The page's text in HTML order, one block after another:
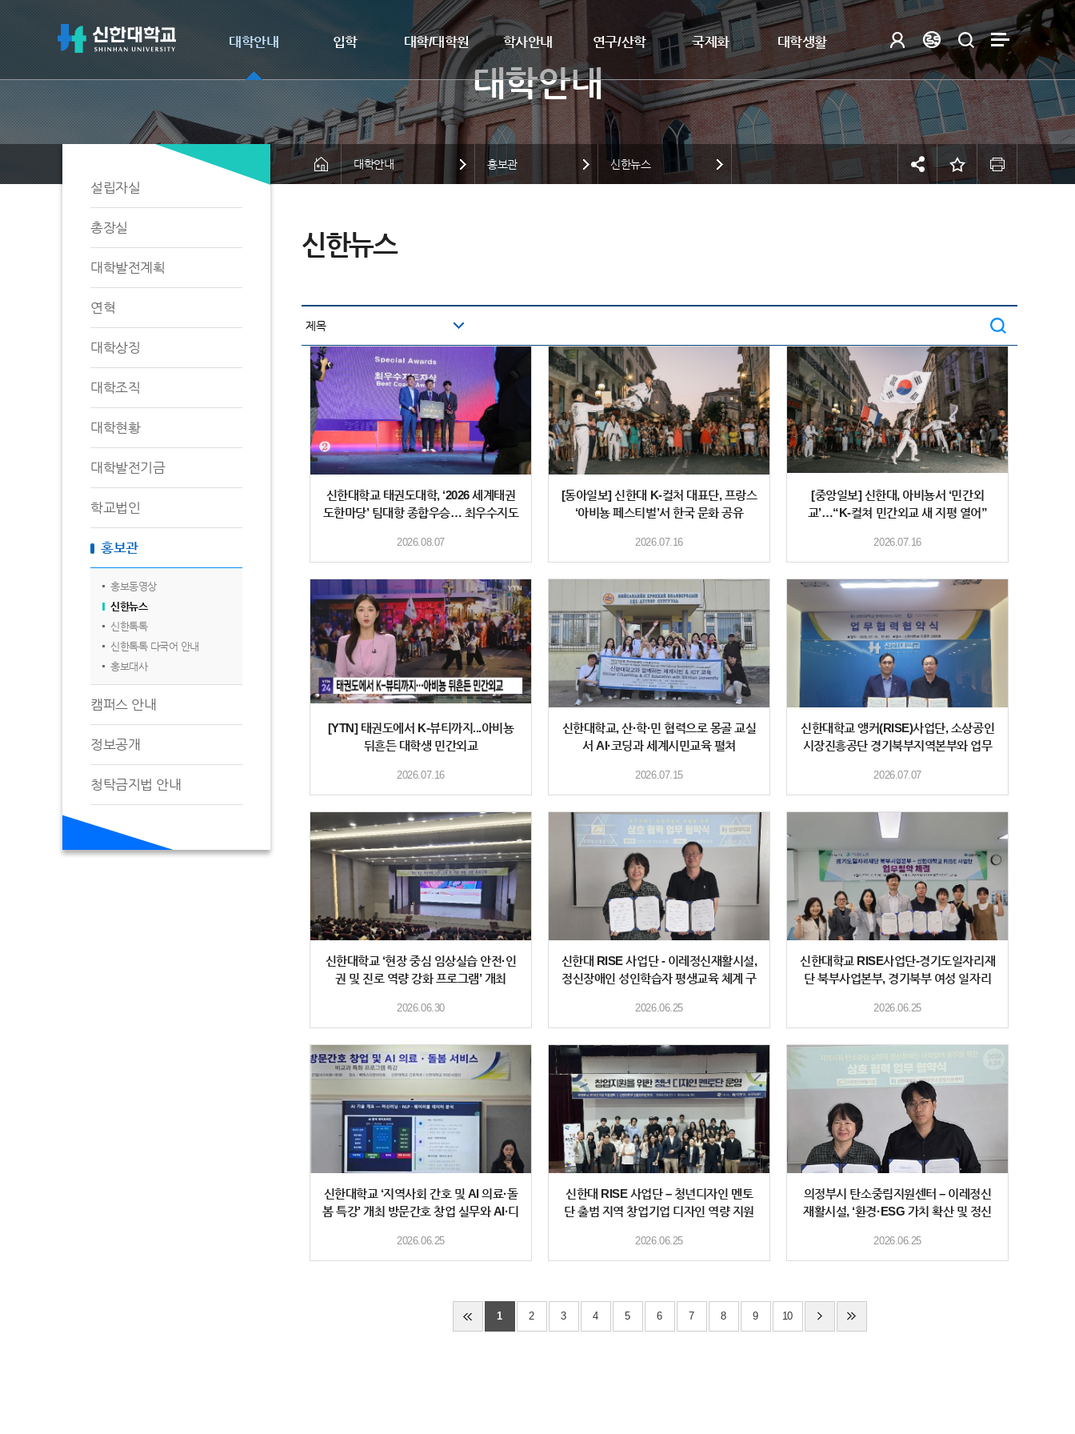
대학안내 입학 대학/대학원 학사안내 연구/산학 국제화 대학생활
설립자실
총장실
대학발전계획
연혁
대학상징
대학조직
대학현황
대학발전기금
학교법인
홍보관
홍보동영상
신한뉴스
신한톡톡
신한톡톡 다국어 안내
홍보대사
캠퍼스 안내
정보공개
청탁금지법 안내
대학안내 홍보관 신한뉴스
신한뉴스
신한대학교 태권도대학, ‘2026 세계태권
도한마당’ 팀대항 종합우승… 최우수지도
2026.08.07
[동아일보] 신한대 K-컬처 대표단, 프랑스
‘아비뇽 페스티벌’서 한국 문화 공유
2026.07.16
[중앙일보] 신한대, 아비뇽서 ‘민간외
교’…“K-컬쳐 민간외교 새 지평 열어”
2026.07.16
[YTN] 태권도에서 K-뷰티까지...아비뇽
뒤흔든 대학생 민간외교
2026.07.16
신한대학교, 산·학·민 협력으로 몽골 교실
서 AI·코딩과 세계시민교육 펼쳐
2026.07.15
신한대학교 앵커(RISE)사업단, 소상공인
시장진흥공단 경기북부지역본부와 업무
2026.07.07
신한대학교 ‘현장 중심 임상실습 안전·인
권 및 진로 역량 강화 프로그램’ 개최
2026.06.30
신한대 RISE 사업단 - 이레정신재활시설,
정신장애인 성인학습자 평생교육 체계 구
2026.06.25
신한대학교 RISE사업단-경기도일자리재
단 북부사업본부, 경기북부 여성 일자리
2026.06.25
신한대학교 ‘지역사회 간호 및 AI 의료·돌
봄 특강’ 개최 방문간호 창업 실무와 AI·디
2026.06.25
신한대 RISE 사업단 – 청년디자인 멘토
단 출범 지역 창업기업 디자인 역량 지원
2026.06.25
의정부시 탄소중립지원센터 – 이레정신
재활시설, ‘환경·ESG 가치 확산 및 정신
2026.06.25
1 2 3 4 5 6 7 8 9 10